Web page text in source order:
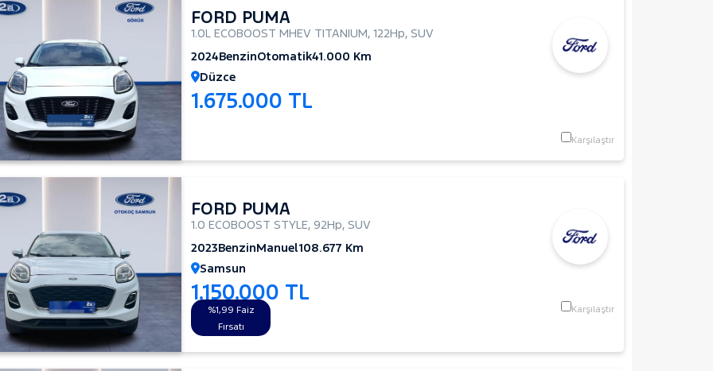
FORD PUMA
1.0L ECOBOOST MHEV TITANIUM, 122Hp, SUV
2024BenzinOtomatik41.000 Km
Düzce
1.675.000 TL
Karşılaştır
FORD PUMA
1.0 ECOBOOST STYLE, 92Hp, SUV
2023BenzinManuel108.677 Km
Samsun
1.150.000 TL
%1,99 Faiz
Fırsatı
Karşılaştır